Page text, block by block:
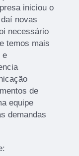
iniciou o
novas
necessário
temos mais
e
de
equipe
demandas